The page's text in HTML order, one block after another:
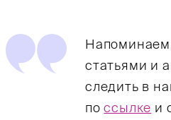
статьями и
следить в
поссылке и